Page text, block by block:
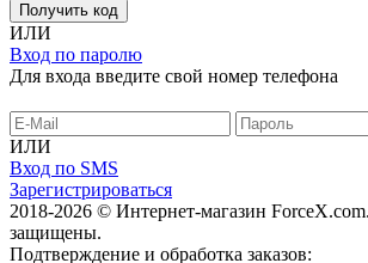
Получить код
ИЛИ
Вход по паролю
Для входа введите свой номер телефона
ИЛИ
Вход по SMS
Зарегистрироваться
2018-2026 © Интернет-магазин
защищены.
Подтверждение и обработка заказов: